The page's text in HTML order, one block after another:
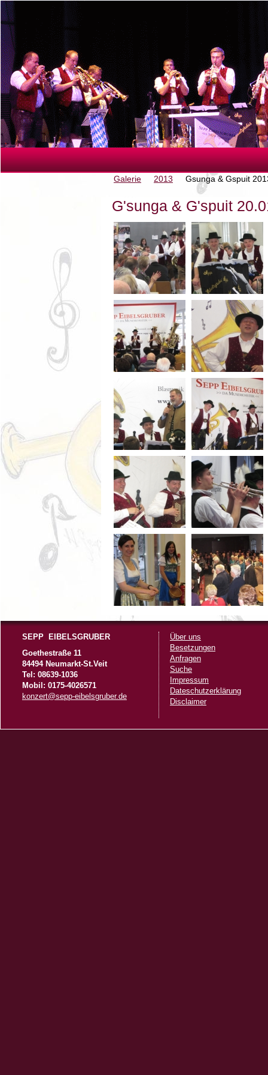
Galerie 2013 Gsunga & Gspuit
G'sunga & G'spuit
SEPP EIBELSGRUBER
Goethestraße 11
84494 Neumarkt-St.Veit
Tel: 08639-1036
Mobil: 0175-4026571
konzert@sepp-eibelsgruber.de
Über uns
Besetzungen
Anfragen
Suche
Impressum
Dateschutzerklärung
Disclaimer